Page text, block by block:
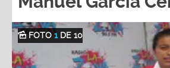
FOTO 1DE 10